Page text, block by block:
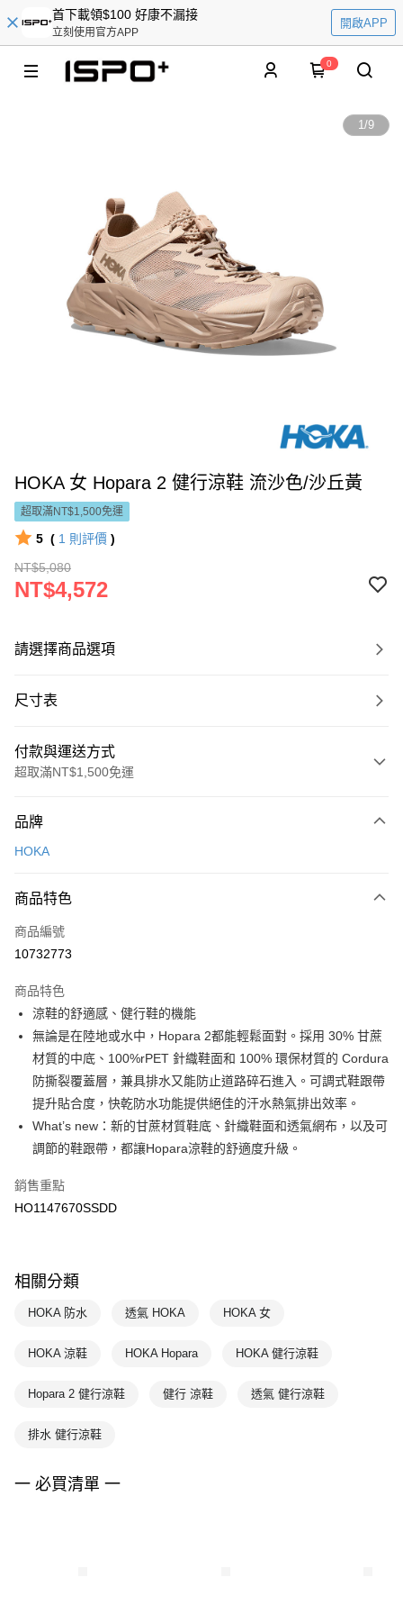
首下載領$100 好康不漏接
立刻使用官方APP
開啟APP
0
1/9
HOKA 女 Hopara 2 健行涼鞋 流沙色/沙丘黃
超取滿NT$1,500免運
5 ( 1 則評價 )
NT$5,080
NT$4,572
請選擇商品選項
尺寸表
付款與運送方式
超取滿NT$1,500免運
信用卡一次付款
Apple Pay
悠遊付
7-11取貨(快速到店)
每筆NT$100，滿NT$1,500(含以上)免運費
宅配-本島
每筆NT$100，滿NT$1,500(含以上)免運費
品牌
HOKA
商品特色
商品編號
10732773
商品特色
涼鞋的舒適感、健行鞋的機能
無論是在陸地或水中，Hopara 2都能輕鬆面對。採用 30% 甘蔗
材質的中底、100%rPET 針織鞋面和 100% 環保材質的 Cordura
防撕裂覆蓋層，兼具排水又能防止道路碎石進入。可調式鞋跟帶
提升貼合度，快乾防水功能提供絕佳的汗水熱氣排出效率。
What’s new：新的甘蔗材質鞋底、針織鞋面和透氣網布，以及可
調節的鞋跟帶，都讓Hopara涼鞋的舒適度升級。
銷售重點
HO1147670SSDD
相關分類
HOKA 防水 透氣 HOKA HOKA 女
HOKA 涼鞋 HOKA Hopara HOKA 健行涼鞋
Hopara 2 健行涼鞋 健行 涼鞋 透氣 健行涼鞋
排水 健行涼鞋
一 必買清單 一